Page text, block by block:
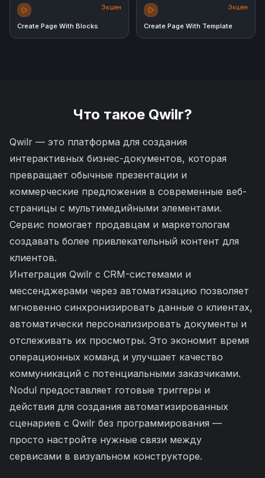
Экшен
Create Page With Blocks
Экшен
Create Page With Template
Что такое Qwilr?
Qwilr — это платформа для создания
интерактивных бизнес-документов, которая
превращает обычные презентации и
коммерческие предложения в современные веб-
страницы с мультимедийными элементами.
Сервис помогает продавцам и маркетологам
создавать более привлекательный контент для
клиентов.
Интеграция Qwilr с CRM-системами и
мессенджерами через автоматизацию позволяет
мгновенно синхронизировать данные о клиентах,
автоматически персонализировать документы и
отслеживать их просмотры. Это экономит время
операционных команд и улучшает качество
коммуникаций с потенциальными заказчиками.
Nodul предоставляет готовые триггеры и
действия для создания автоматизированных
сценариев с Qwilr без программирования —
просто настройте нужные связи между
сервисами в визуальном конструкторе.